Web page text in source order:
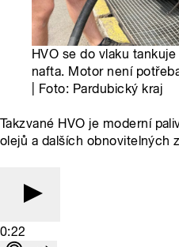
HVO se do vlaku
nafta. Motor není
| Foto: Pardubický kraj
Takzvané HVO je moderní
olejů a dalších obnovitelných
0:22